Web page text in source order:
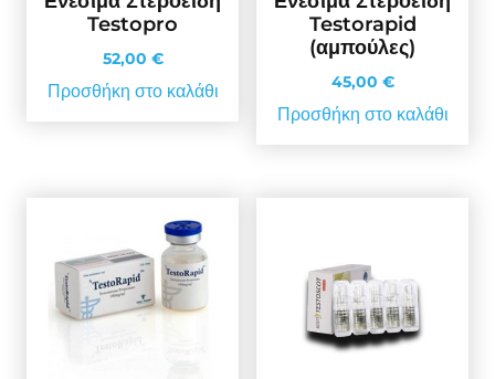
Testopro
52,00 €
Προσθήκη στο καλάθι
Testorapid
(αμπούλες)
45,00 €
Προσθήκη στο καλάθι